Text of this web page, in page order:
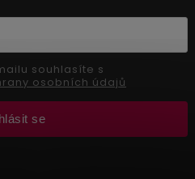
osobních údajů
se